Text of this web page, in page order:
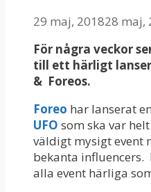
29 maj, 201828 maj,
För några veckor
till ett härligt
& Foreos.
Foreo har lanserat
UFO som ska var
väldigt mysigt event
bekanta influencers.
alla event härliga